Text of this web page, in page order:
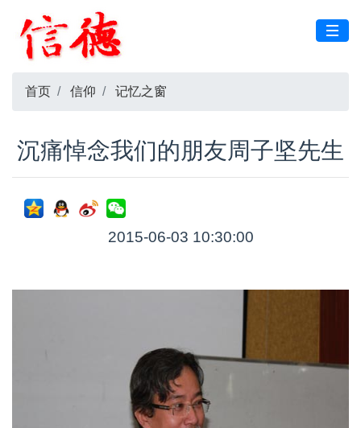
首页 信仰 记忆之窗
沉痛悼念我们的朋友周子坚先生
2015-06-03 10:30:00